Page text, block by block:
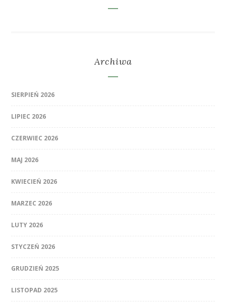
Archiwa
SIERPIEŃ 2026
LIPIEC 2026
CZERWIEC 2026
MAJ 2026
KWIECIEŃ 2026
MARZEC 2026
LUTY 2026
STYCZEŃ 2026
GRUDZIEŃ 2025
LISTOPAD 2025